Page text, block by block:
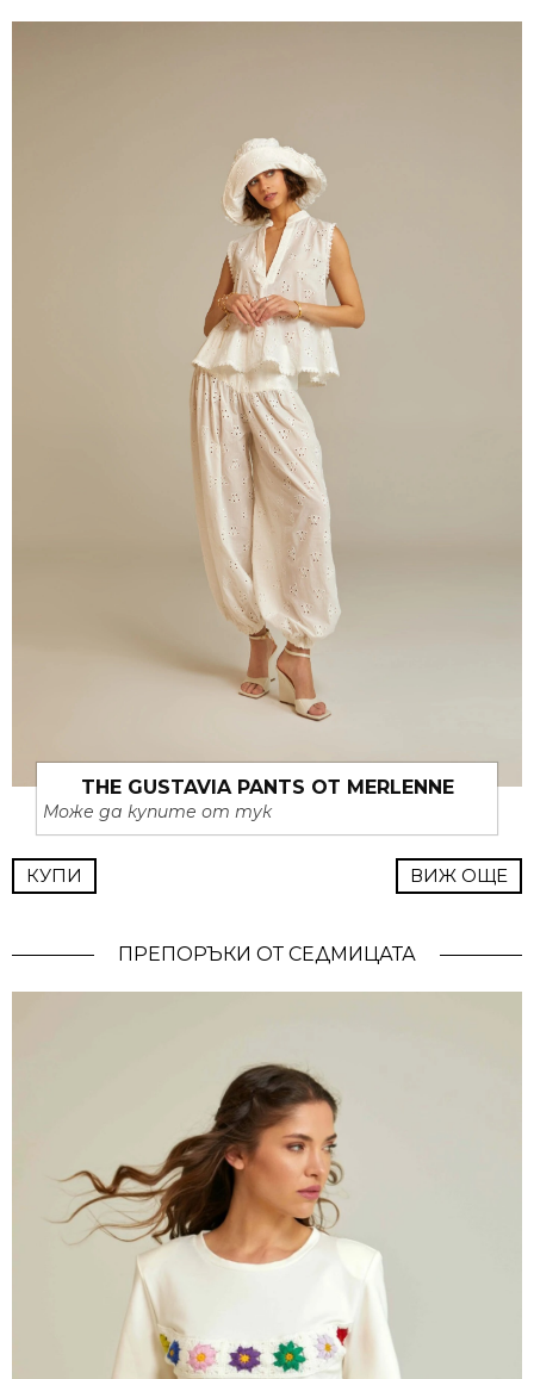
THE GUSTAVIA PANTS ОТ MERLENNE
Може да купите от тук
КУПИ ВИЖ ОЩЕ
ПРЕПОРЪКИ ОТ СЕДМИЦАТА